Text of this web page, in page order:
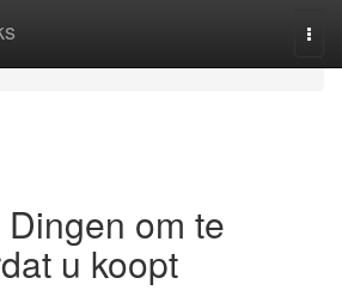
om te
u koopt